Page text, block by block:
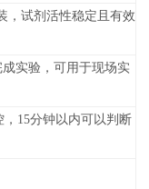
，试剂活性稳定且有效
实验，可用于现场实
，15分钟 以内可以判断